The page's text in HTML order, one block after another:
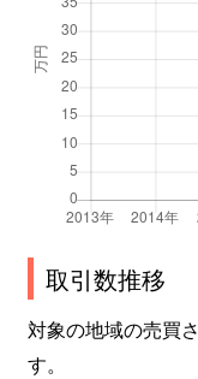
取引数推移
対象の地域の売買
す。